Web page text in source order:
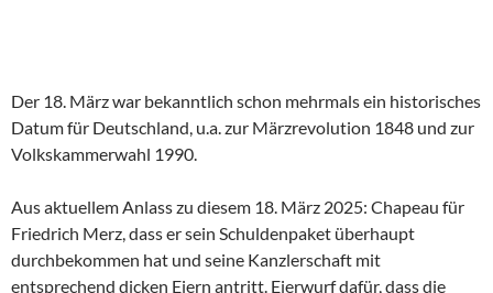
Der 18. März war bekanntlich schon mehrmals ein historisches
Datum für Deutschland, u.a. zur Märzrevolution 1848 und zur
Volkskammerwahl 1990.
Aus aktuellem Anlass zu diesem 18. März 2025: Chapeau für
Friedrich Merz, dass er sein Schuldenpaket überhaupt
durchbekommen hat und seine Kanzlerschaft mit
entsprechend dicken Eiern antritt. Eierwurf dafür, dass die